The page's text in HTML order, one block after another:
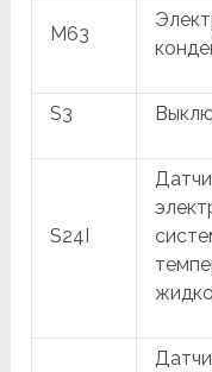
M63
S3
S24I